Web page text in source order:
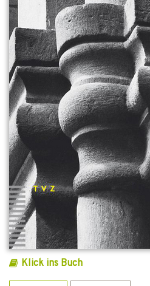
Klick ins Buch